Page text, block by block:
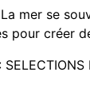
La mer se
pour créer
SELECTIONS